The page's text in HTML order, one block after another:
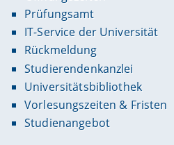
Prüfungsamt
IT-Service der Universität
Rückmeldung
Studierendenkanzlei
Universitätsbibliothek
Vorlesungszeiten & Fristen
Studienangebot